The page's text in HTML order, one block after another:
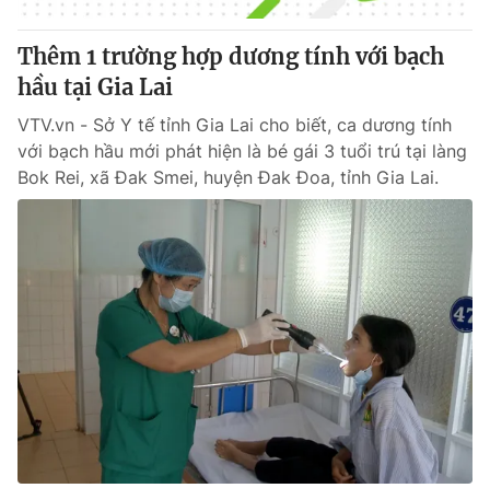
Thêm 1 trường hợp dương tính với bạch
hầu tại Gia Lai
VTV.vn - Sở Y tế tỉnh Gia Lai cho biết, ca dương tính
với bạch hầu mới phát hiện là bé gái 3 tuổi trú tại làng
Bok Rei, xã Đak Smei, huyện Đak Đoa, tỉnh Gia Lai.